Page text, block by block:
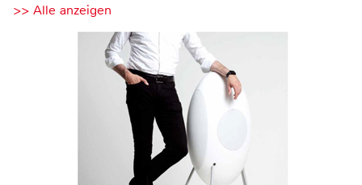
>> Alle anzeigen